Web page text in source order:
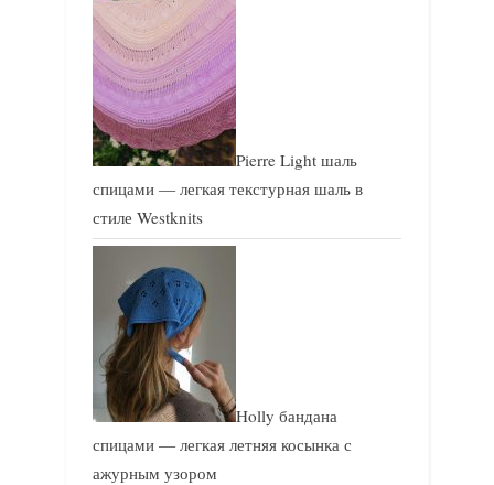
Pierre Light шаль
спицами — легкая текстурная шаль в
стиле Westknits
Holly бандана
спицами — легкая летняя косынка с
ажурным узором